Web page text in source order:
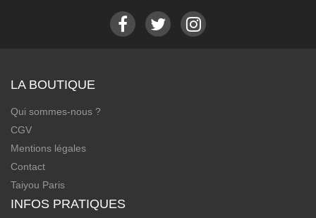
LA BOUTIQUE
Qui sommes-nous ?
CGV
Mentions légales
Contact
Taiyou Paris
INFOS PRATIQUES